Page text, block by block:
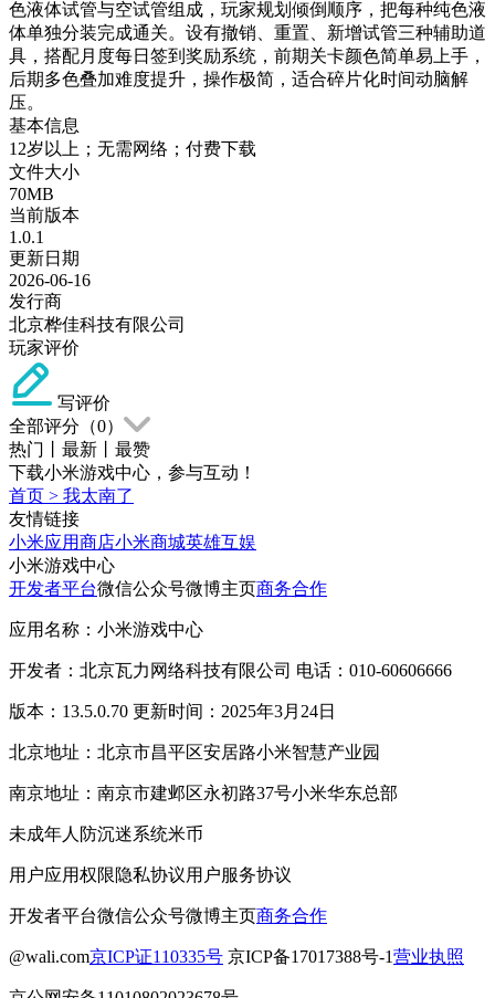
色液体试管与空试管组成，玩家规划倾倒顺序，把每种纯色液
体单独分装完成通关。设有撤销、重置、新增试管三种辅助道
具，搭配月度每日签到奖励系统，前期关卡颜色简单易上手，
后期多色叠加难度提升，操作极简，适合碎片化时间动脑解
压。
基本信息
12岁以上；无需网络；付费下载
文件大小
70MB
当前版本
1.0.1
更新日期
2026-06-16
发行商
北京桦佳科技有限公司
玩家评价
写评价
全部评分（0）
热门
最新
最赞
下载小米游戏中心，参与互动！
首页 > 我太南了
友情链接
小米应用商店小米商城英雄互娱
小米游戏中心
开发者平台微信公众号微博主页商务合作
应用名称：小米游戏中心
开发者：北京瓦力网络科技有限公司 电话：010-60606666
版本：13.5.0.70 更新时间：2025年3月24日
北京地址：北京市昌平区安居路小米智慧产业园
南京地址：南京市建邺区永初路37号小米华东总部
未成年人防沉迷系统米币
用户应用权限隐私协议用户服务协议
开发者平台微信公众号微博主页商务合作
@wali.com京ICP证110335号 京ICP备17017388号-1营业执照